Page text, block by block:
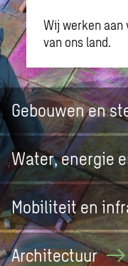
Wij werken
van ons land.
Waar ben je naar op
Gebouwen en
Water, energie
Mobiliteit en
Architectuur